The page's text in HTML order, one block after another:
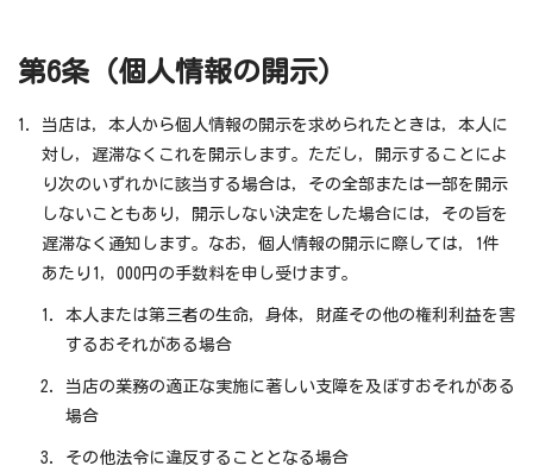
第6条（個人情報の開示）
当店は，本人から個人情報の開示を求められたときは，本人に
対し，遅滞なくこれを開示します。ただし，開示することによ
り次のいずれかに該当する場合は，その全部または一部を開示
しないこともあり，開示しない決定をした場合には，その旨を
遅滞なく通知します。なお，個人情報の開示に際しては，1件
あたり1，000円の手数料を申し受けます。
本人または第三者の生命，身体，財産その他の権利利益を害
するおそれがある場合
当店の業務の適正な実施に著しい支障を及ぼすおそれがある
場合
その他法令に違反することとなる場合